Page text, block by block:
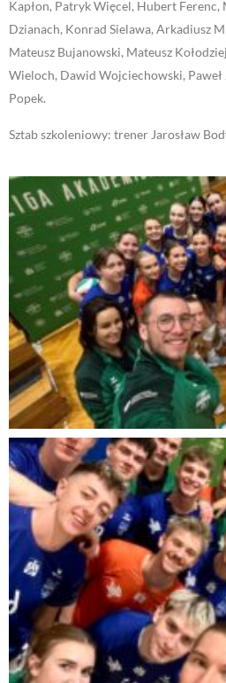
Kapłon, Patryk Więcel, Hubert Ferenc,
Dzianach, Konrad Sielawa, Arkadiusz
Mateusz Bujanowski, Mateusz
Wieloch, Dawid Wojciechowski,
Popek.
Sztab szkoleniowy: trener Jarosław